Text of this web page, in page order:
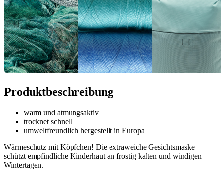
Produktbeschreibung
warm und atmungsaktiv
trocknet schnell
umweltfreundlich hergestellt in Europa
Wärmeschutz mit Köpfchen! Die extraweiche Gesichtsmaske
schützt empfindliche Kinderhaut an frostig kalten und windigen
Wintertagen.